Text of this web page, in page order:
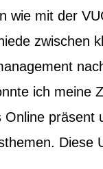
wie mit der
zwischen
ich meine
Online präsent
Diese